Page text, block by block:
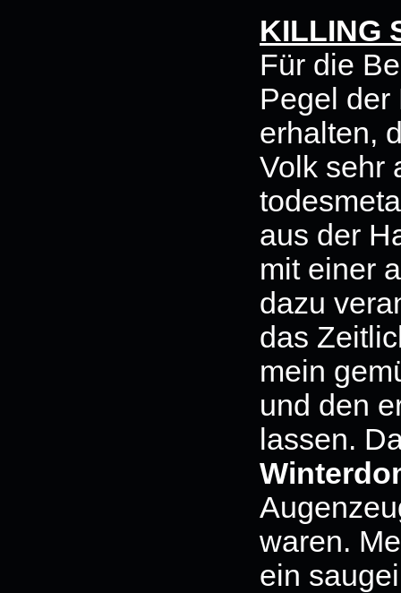
KILLING
Für die
Pegel der
erhalten,
Volk sehr
aus der
mit einer
dazu
das
mein
und den
lassen.
waren.
ein